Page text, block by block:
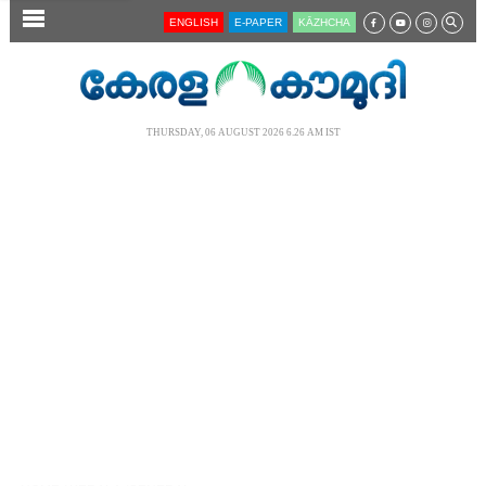
SECTIONS ENGLISH E-PAPER KĀZHCHA
THURSDAY, 06 AUGUST 2026 6.26 AM IST